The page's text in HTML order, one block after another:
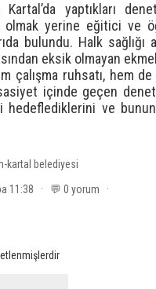
yaptıkları
olmak yerine eğitici ve
bulundu. Halk sağlığı
eksik olmayan
çalışma ruhsatı, hem de
içinde geçen
hedeflediklerini ve
kartal belediyesi
11:38 · 💬 0 yorum ·